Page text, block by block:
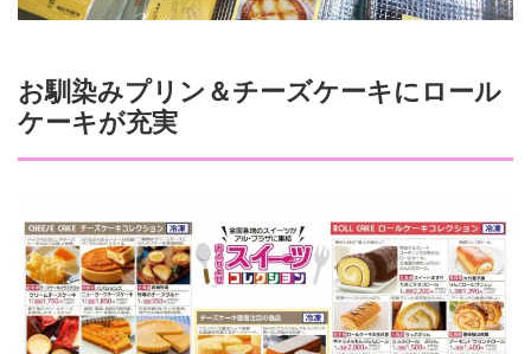
お馴染みプリン＆チーズケーキにロール
ケーキが充実